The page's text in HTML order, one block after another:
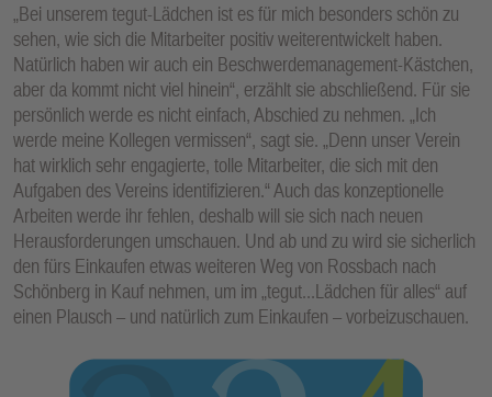
„Bei unserem tegut-Lädchen ist es für mich besonders schön zu
sehen, wie sich die Mitarbeiter positiv weiterentwickelt haben.
Natürlich haben wir auch ein Beschwerdemanagement-Kästchen,
aber da kommt nicht viel hinein“, erzählt sie abschließend. Für sie
persönlich werde es nicht einfach, Abschied zu nehmen. „Ich
werde meine Kollegen vermissen“, sagt sie. „Denn unser Verein
hat wirklich sehr engagierte, tolle Mitarbeiter, die sich mit den
Aufgaben des Vereins identifizieren.“ Auch das konzeptionelle
Arbeiten werde ihr fehlen, deshalb will sie sich nach neuen
Herausforderungen umschauen. Und ab und zu wird sie sicherlich
den fürs Einkaufen etwas weiteren Weg von Rossbach nach
Schönberg in Kauf nehmen, um im „tegut...Lädchen für alles“ auf
einen Plausch – und natürlich zum Einkaufen – vorbeizuschauen.